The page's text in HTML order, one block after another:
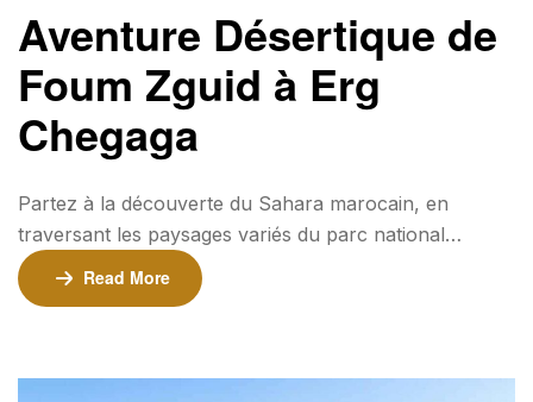
Aventure Désertique de
Foum Zguid à Erg
Chegaga
Partez à la découverte du Sahara marocain, en
traversant les paysages variés du parc national
d’Iriki jusqu’aux majestueuses dunes d’Erg Chegaga. Ce
voyage immersif comprend une nuit au célèbre Titanic
Read More